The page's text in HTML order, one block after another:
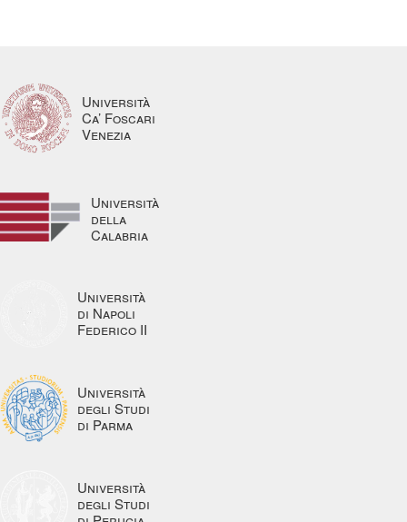
Università
Ca’ Foscari
Venezia
Università
della
Calabria
Università
di Napoli
Federico II
Università
degli Studi
di Parma
Università
degli Studi